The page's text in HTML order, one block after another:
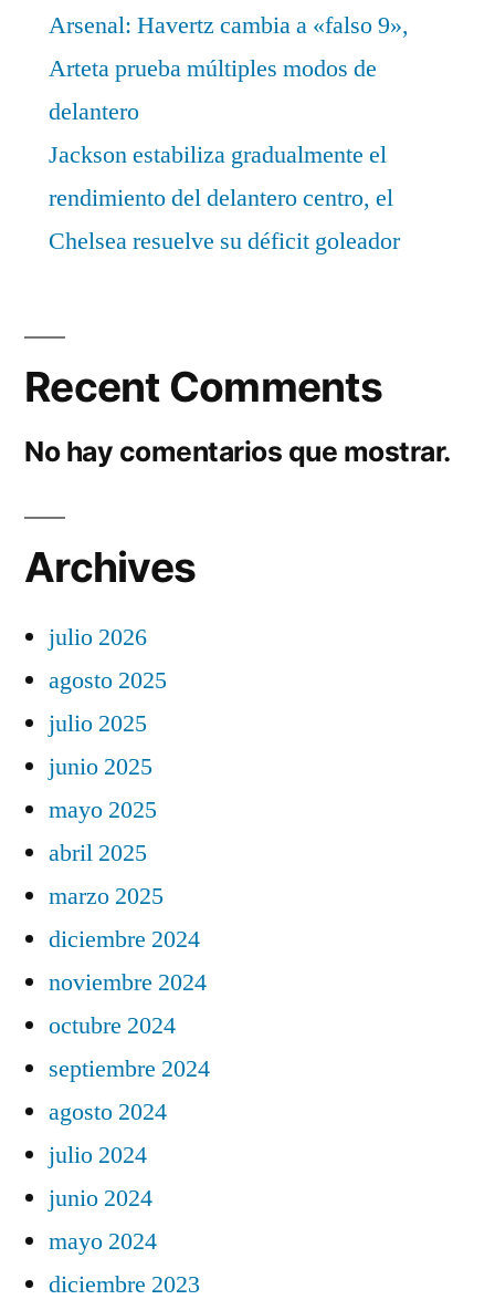
Arsenal: Havertz cambia a «falso 9»,
Arteta prueba múltiples modos de
delantero
Jackson estabiliza gradualmente el
rendimiento del delantero centro, el
Chelsea resuelve su déficit goleador
Recent Comments
No hay comentarios que mostrar.
Archives
julio 2026
agosto 2025
julio 2025
junio 2025
mayo 2025
abril 2025
marzo 2025
diciembre 2024
noviembre 2024
octubre 2024
septiembre 2024
agosto 2024
julio 2024
junio 2024
mayo 2024
diciembre 2023